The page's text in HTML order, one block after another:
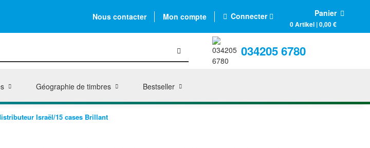
Nous contacter Mon compte Connecter Panier
0 Artikel | 0,00 €
034205 6780
Géographie de timbres Bestseller
Israël/15 cases Brillant